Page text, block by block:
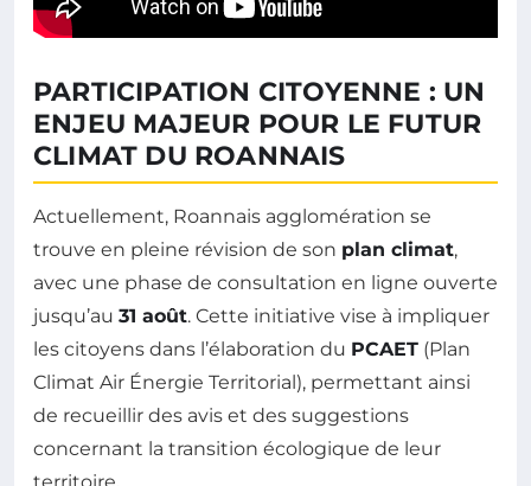
PARTICIPATION CITOYENNE : UN
ENJEU MAJEUR POUR LE FUTUR
CLIMAT DU ROANNAIS
Actuellement, Roannais agglomération se
trouve en pleine révision de son plan climat,
avec une phase de consultation en ligne ouverte
jusqu’au 31 août. Cette initiative vise à impliquer
les citoyens dans l’élaboration du PCAET (Plan
Climat Air Énergie Territorial), permettant ainsi
de recueillir des avis et des suggestions
concernant la transition écologique de leur